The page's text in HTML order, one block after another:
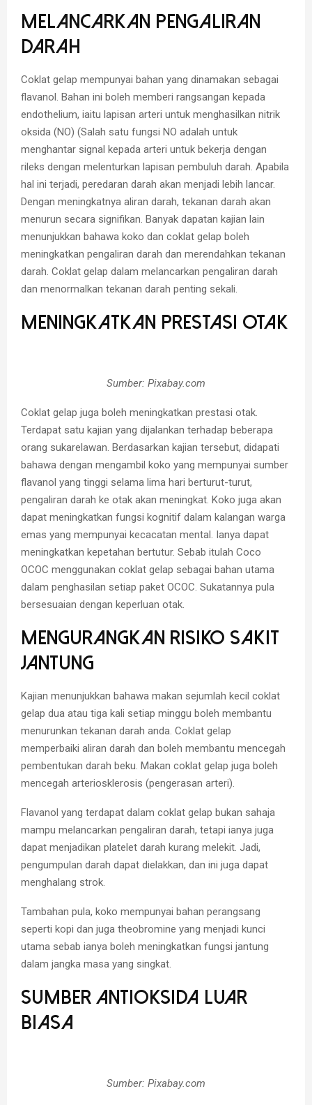
Melancarkan Pengaliran
Darah
Coklat gelap mempunyai bahan yang dinamakan sebagai
flavanol. Bahan ini boleh memberi rangsangan kepada
endothelium, iaitu lapisan arteri untuk menghasilkan nitrik
oksida (NO) (Salah satu fungsi NO adalah untuk
menghantar signal kepada arteri untuk bekerja dengan
rileks dengan melenturkan lapisan pembuluh darah. Apabila
hal ini terjadi, peredaran darah akan menjadi lebih lancar.
Dengan meningkatnya aliran darah, tekanan darah akan
menurun secara signifikan. Banyak dapatan kajian lain
menunjukkan bahawa koko dan coklat gelap boleh
meningkatkan pengaliran darah dan merendahkan tekanan
darah. Coklat gelap dalam melancarkan pengaliran darah
dan menormalkan tekanan darah penting sekali.
Meningkatkan Prestasi Otak
Sumber: Pixabay.com
Coklat gelap juga boleh meningkatkan prestasi otak.
Terdapat satu kajian yang dijalankan terhadap beberapa
orang sukarelawan. Berdasarkan kajian tersebut, didapati
bahawa dengan mengambil koko yang mempunyai sumber
flavanol yang tinggi selama lima hari berturut-turut,
pengaliran darah ke otak akan meningkat. Koko juga akan
dapat meningkatkan fungsi kognitif dalam kalangan warga
emas yang mempunyai kecacatan mental. Ianya dapat
meningkatkan kepetahan bertutur. Sebab itulah Coco
OCOC menggunakan coklat gelap sebagai bahan utama
dalam penghasilan setiap paket OCOC. Sukatannya pula
bersesuaian dengan keperluan otak.
Mengurangkan Risiko Sakit
Jantung
Kajian menunjukkan bahawa makan sejumlah kecil coklat
gelap dua atau tiga kali setiap minggu boleh membantu
menurunkan tekanan darah anda. Coklat gelap
memperbaiki aliran darah dan boleh membantu mencegah
pembentukan darah beku. Makan coklat gelap juga boleh
mencegah arteriosklerosis (pengerasan arteri).
Flavanol yang terdapat dalam coklat gelap bukan sahaja
mampu melancarkan pengaliran darah, tetapi ianya juga
dapat menjadikan platelet darah kurang melekit. Jadi,
pengumpulan darah dapat dielakkan, dan ini juga dapat
menghalang strok.
Tambahan pula, koko mempunyai bahan perangsang
seperti kopi dan juga theobromine yang menjadi kunci
utama sebab ianya boleh meningkatkan fungsi jantung
dalam jangka masa yang singkat.
Sumber Antioksida Luar
Biasa
Sumber: Pixabay.com